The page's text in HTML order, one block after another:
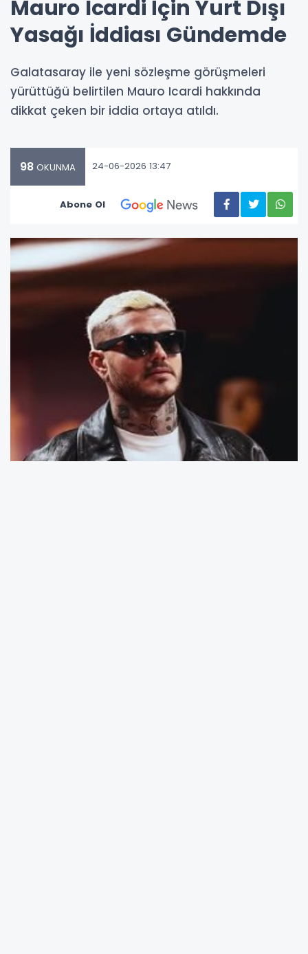
Mauro Icardi İçin Yurt Dışı
Yasağı İddiası Gündemde
Galatasaray ile yeni sözleşme görüşmeleri
yürüttüğü belirtilen Mauro Icardi hakkında
dikkat çeken bir iddia ortaya atıldı.
98 OKUNMA 24-06-2026 13:47
Abone Ol